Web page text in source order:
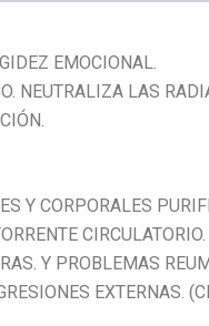
EMOCIONAL.
NEUTRALIZA LAS
Y CORPORALES
CIRCULATORIO.
Y PROBLEMAS
EXTERNAS.